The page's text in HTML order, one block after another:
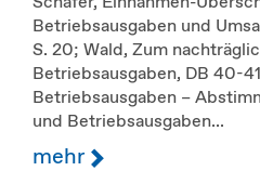
Betriebsausgaben und
S. 20; Wald, Zum
Betriebsausgaben, DB 40-
Betriebsausgaben –
und Betriebsausgaben...
mehr